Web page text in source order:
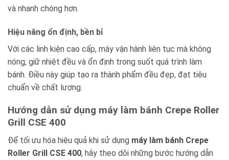
và nhanh chóng hơn.
Hiệu năng ổn định, bền bỉ
Với các linh kiện cao cấp, máy vận hành liên tục mà không
nóng, giữ nhiệt đều và ổn định trong suốt quá trình làm
bánh. Điều này giúp tạo ra thành phẩm đều đẹp, đạt tiêu
chuẩn về chất lượng.
Hướng dẫn sử dụng máy làm bánh Crepe Roller
Grill CSE 400
Để tối ưu hóa hiệu quả khi sử dụng máy làm bánh Crepe
Roller Grill CSE 400, hãy theo dõi những bước hướng dẫn